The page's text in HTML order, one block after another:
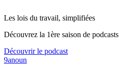
Les lois du travail, simplifiées
Découvrez la 1ère saison de podcasts
Découvrir le podcast
9anoun